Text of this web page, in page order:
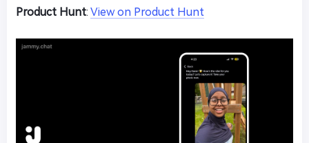
Product Hunt: View on Product Hunt